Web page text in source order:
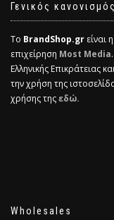
Γενικός κανονισμός
Το BrandShop.gr είναι
επιχείρηση Most Media
Ελληνικής Επικράτειας
την χρήση της
χρήσης τηςεδώ.
Wholesales